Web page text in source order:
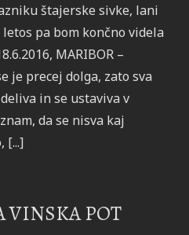
štajerske sivke, lani
pa bom končno videla
MARIBOR –
je precej dolga, zato sva
in se ustaviva v
da se nisva kaj
[...]
VINSKA POT